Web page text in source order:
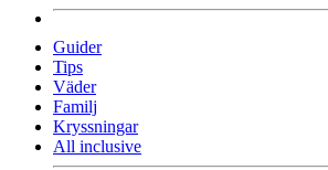
Guider
Tips
Väder
Familj
Kryssningar
All inclusive